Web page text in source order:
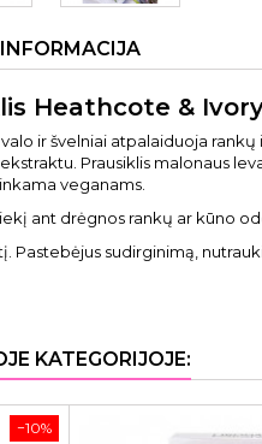
Heathcote &
ir švelniai atpalaiduoja
Prausiklis malonaus
veganams.
ant drėgnos rankų ar kūno
Pastebėjus sudirginimą,
KATEGORIJOJE:
−10%